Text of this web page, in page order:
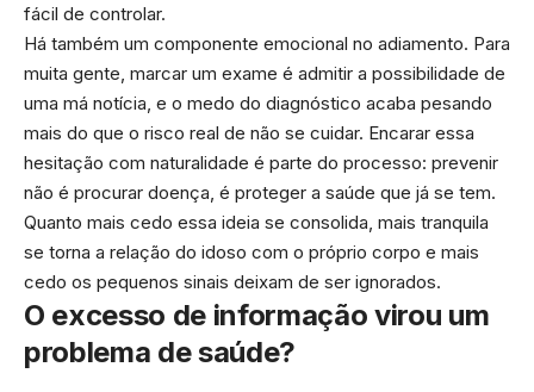
fácil de controlar.
Há também um componente emocional no adiamento. Para
muita gente, marcar um exame é admitir a possibilidade de
uma má notícia, e o medo do diagnóstico acaba pesando
mais do que o risco real de não se cuidar. Encarar essa
hesitação com naturalidade é parte do processo: prevenir
não é procurar doença, é proteger a saúde que já se tem.
Quanto mais cedo essa ideia se consolida, mais tranquila
se torna a relação do idoso com o próprio corpo e mais
cedo os pequenos sinais deixam de ser ignorados.
O excesso de informação virou um
problema de saúde?